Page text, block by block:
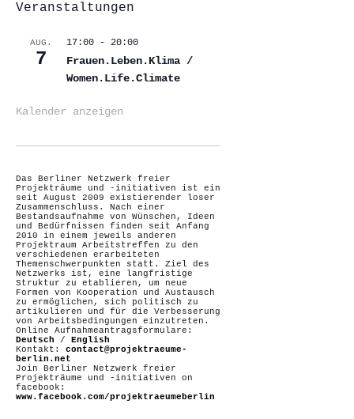
Veranstaltungen
AUG.
7
17:00 - 20:00
Frauen.Leben.Klima /
Women.Life.Climate
Kalender anzeigen
Das Berliner Netzwerk freier
Projekträume und -initiativen ist ein
seit August 2009 existierender loser
Zusammenschluss. Nach einer
Bestandsaufnahme von Wünschen, Ideen
und Bedürfnissen finden seit Anfang
2010 in einem jeweils anderen
Projektraum Arbeitstreffen zu den
verschiedenen erarbeiteten
Themenschwerpunkten statt. Ziel des
Netzwerks ist, eine langfristige
Struktur zu etablieren, um neue
Formen von Kooperation und Austausch
zu ermöglichen, sich politisch zu
artikulieren und für die Verbesserung
von Arbeitsbedingungen einzutreten.
Online Aufnahmeantragsformulare:
Deutsch / English
Kontakt: contact@projektraeume-
berlin.net
Join Berliner Netzwerk freier
Projekträume und -initiativen on
facebook:
www.facebook.com/projektraeumeberlin